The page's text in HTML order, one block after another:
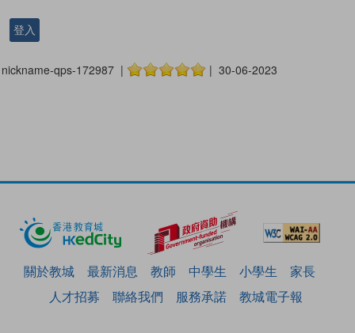
登入
nickname-qps-172987 | | 30-06-2023
關於教城 最新消息 教師 中學生 小學生
家長
人才招募
聯絡我們 服務承諾 教城電子報